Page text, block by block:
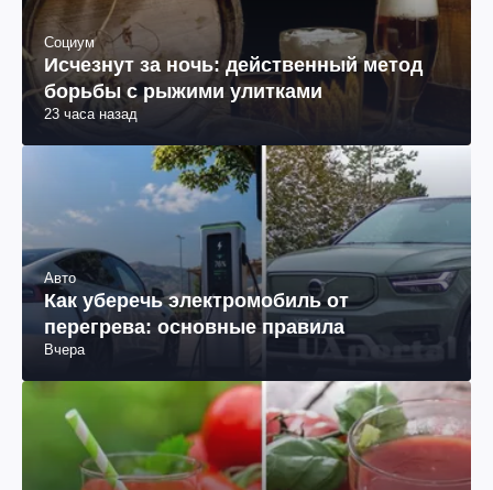
Социум
Исчезнут за ночь: действенный метод
борьбы с рыжими улитками
23 часа назад
Авто
Как уберечь электромобиль от
перегрева: основные правила
Вчера